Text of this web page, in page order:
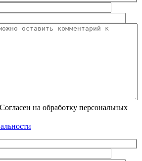
Согласен на обработку персональных